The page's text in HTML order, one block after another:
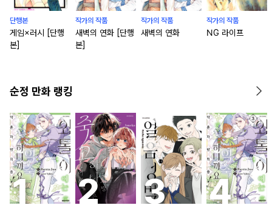
단행본
게임×러시 [단행
본]
작가의 작품
새벽의 연화 [단행
본]
작가의 작품
새벽의 연화
작가의 작품
NG 라이프
순정 만화 랭킹